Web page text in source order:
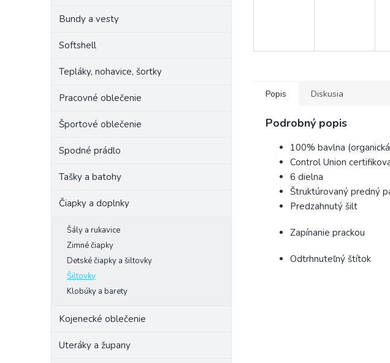
Bundy a vesty
Softshell
Tepláky, nohavice, šortky
Pracovné oblečenie
Športové oblečenie
Spodné prádlo
Tašky a batohy
Čiapky a doplnky
Šály a rukavice
Zimné čiapky
Detské čiapky a šiltovky
Šiltovky
Klobúky a barety
Kojenecké oblečenie
Uteráky a župany
Popis Diskusia
Podrobný popis
100% bavlna
Control Union
6 dielna
Štruktúrovaný predný
Predzahnutý šilt
Zapínanie prackou
Odtrhnuteľný štítok